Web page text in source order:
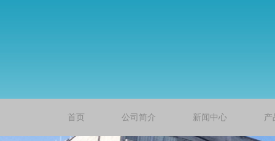
首页 公司简介 新闻中心 产